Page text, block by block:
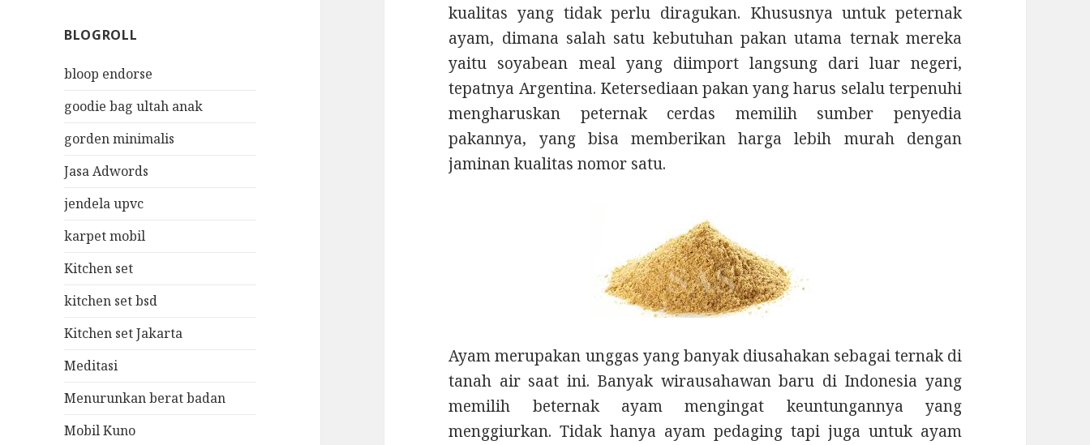
BLOGROLL
bloop endorse
goodie bag ultah anak
gorden minimalis
Jasa Adwords
jendela upvc
karpet mobil
Kitchen set
kitchen set bsd
Kitchen set Jakarta
Meditasi
Menurunkan berat badan
Mobil Kuno
kualitas yang tidak perlu diragukan. Khususnya untuk peternak
ayam, dimana salah satu kebutuhan pakan utama ternak mereka
yaitu soyabean meal yang diimport langsung dari luar negeri,
tepatnya Argentina. Ketersediaan pakan yang harus selalu terpenuhi
mengharuskan peternak cerdas memilih sumber penyedia
pakannya, yang bisa memberikan harga lebih murah dengan
jaminan kualitas nomor satu.
Ayam merupakan unggas yang banyak diusahakan sebagai ternak di
tanah air saat ini. Banyak wirausahawan baru di Indonesia yang
memilih beternak ayam mengingat keuntungannya yang
menggiurkan. Tidak hanya ayam pedaging tapi juga untuk ayam